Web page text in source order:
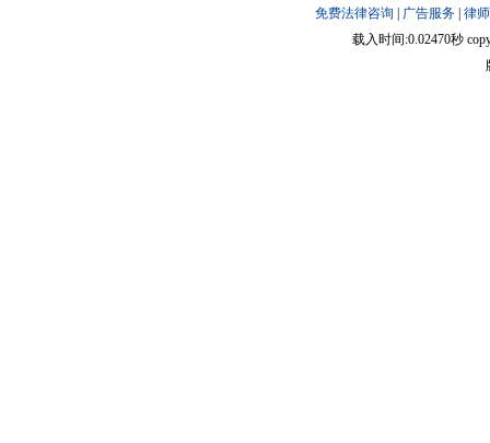
免费法律咨询 广告服务| 律
载入时间:0.02470秒